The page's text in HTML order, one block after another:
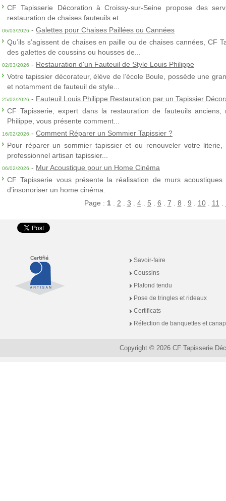
CF Tapisserie Décoration à Croissy-sur-Seine propose des
restauration de chaises fauteuils et...
06/03/2026 - Galettes pour Chaises Paillées ou Cannées
Qu’ils s’agissent de chaises en paille ou de chaises cannées, CF
des galettes de coussins ou housses de...
02/03/2026 - Restauration d'un Fauteuil de Style Louis Philippe
Votre tapissier décorateur, élève de l’école Boule, possède une
et notamment de fauteuil de style...
25/02/2026 - Fauteuil Louis Philippe Restauration par un Tapissier
CF Tapisserie, expert dans la restauration de fauteuils
Philippe, vous présente comment...
16/02/2026 - Comment Réparer un Sommier Tapissier ?
Pour réparer un sommier tapissier et ou renouveler votre
professionnel artisan tapissier...
06/02/2026 - Mur Acoustique pour un Home Cinéma
CF Tapisserie vous présente la réalisation de murs
d’insonoriser un home cinéma.
Page : 1. 2 3 4. 5 6 7 8 9 10. 11
Savoir-faire
Coussins
Plafond tendu
Pose de tringles et rideaux
Certificats
Réfection de banquettes et
Copyright © 2026 CF Tapisserie